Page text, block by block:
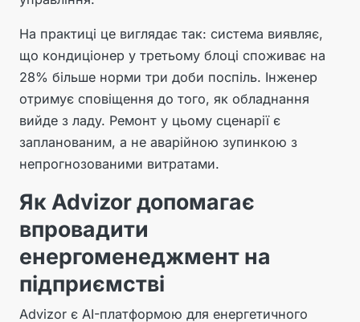
На практиці це виглядає так: система виявляє,
що кондиціонер у третьому блоці споживає на
28% більше норми три доби поспіль. Інженер
отримує сповіщення до того, як обладнання
вийде з ладу. Ремонт у цьому сценарії є
запланованим, а не аварійною зупинкою з
непрогнозованими витратами.
Як Advizor допомагає
впровадити
енергоменеджмент на
підприємстві
Advizor є AI-платформою для енергетичного